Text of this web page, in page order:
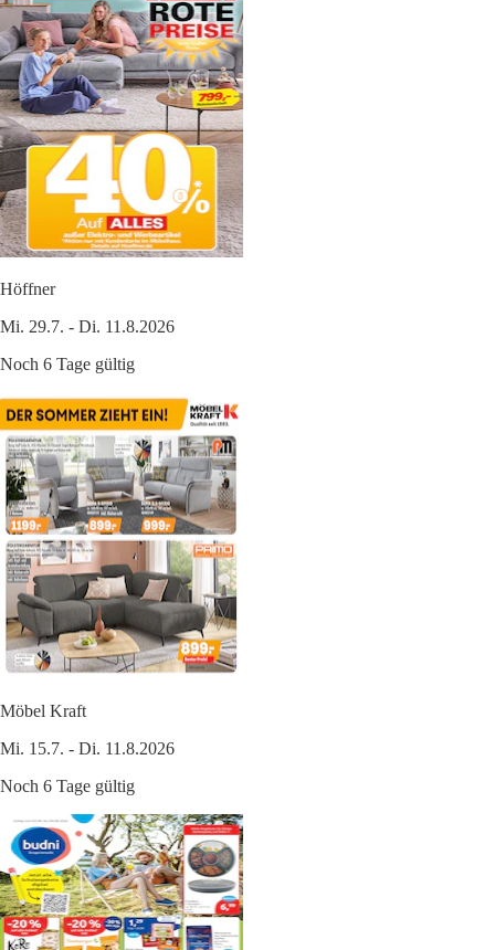
Höffner
Mi. 29.7. - Di. 11.8.2026
Noch 6 Tage gültig
Möbel Kraft
Mi. 15.7. - Di. 11.8.2026
Noch 6 Tage gültig